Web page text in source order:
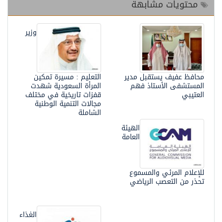
محتويات مشابهة
وزير
التعليم : مسيرة تمكين
المرأة السعودية شهدت
قفزات تاريخية في مختلف
مجالات التنمية الوطنية
الشاملة
محافظ عفيف يستقبل مدير
المستشفى الأستاذ فهم
العتيبي
الهيئة
العامة
للإعلام المرئي والمسموع
تحذر من التعصب الرياضي
الغذاء